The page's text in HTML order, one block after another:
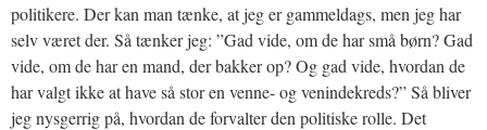
politikere. Der kan man tænke, at jeg er gammeldags, men jeg har
selv været der. Så tænker jeg: ”Gad vide, om de har små børn? Gad
vide, om de har en mand, der bakker op? Og gad vide, hvordan de
har valgt ikke at have så stor en venne- og venindekreds?” Så bliver
jeg nysgerrig på, hvordan de forvalter den politiske rolle. Det